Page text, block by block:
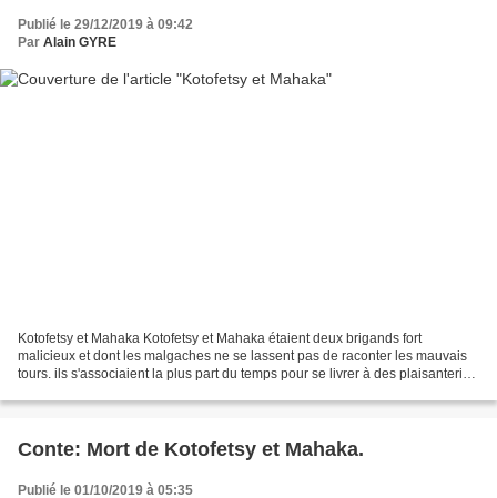
Publié le 29/12/2019 à 09:42
Par Alain GYRE
Kotofetsy et Mahaka Kotofetsy et Mahaka étaient deux brigands fort
malicieux et dont les malgaches ne se lassent pas de raconter les mauvais
tours. ils s'associaient la plus part du temps pour se livrer à des plaisanteries
Conte: Mort de Kotofetsy et Mahaka.
Publié le 01/10/2019 à 05:35